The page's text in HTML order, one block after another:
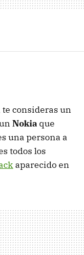
te consideras un
Nokia que
una persona a
todos los
aparecido en